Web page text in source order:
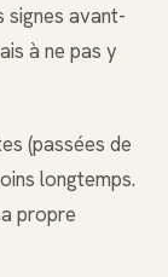
signes avant-
à ne pas y
(passées de
longtemps.
propre